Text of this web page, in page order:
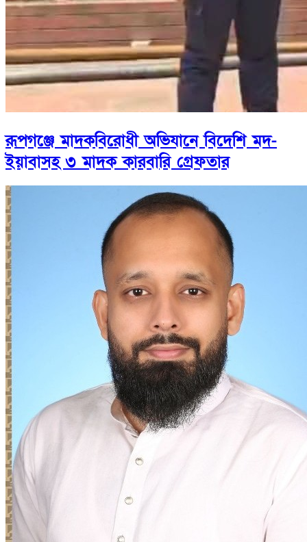
রূপগঞ্জে মাদকবিরোধী অভিযানে বিদেশি মদ-
ইয়াবাসহ ৩ মাদক কারবারি গ্রেফতার